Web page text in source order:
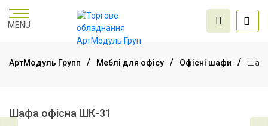
MENU
обладнання
АртМодуль Групп Меблі для офісу Офісні шафи
Шафа офісна ШК-31